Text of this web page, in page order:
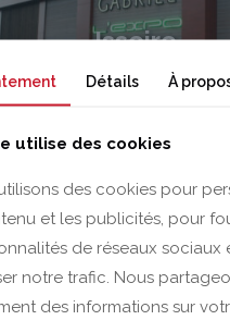
Issoire
Clermont-
Détails À
utilise des cookies
des cookies pour
et les publicités, pour
de réseaux sociaux
notre trafic. Nous
des informations sur